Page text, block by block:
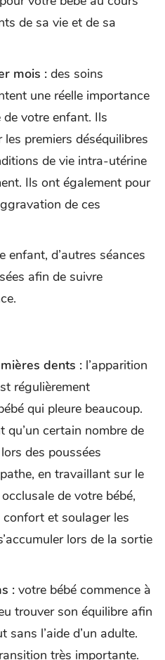
de sa vie et de sa
mois : des soins
une réelle importance
votre enfant. Ils
premiers déséquilibres
de vie intra-utérine
Ils ont également pour
de ces
enfant, d’autres séances
afin de suivre
dents : l’apparition
régulièrement
qui pleure beaucoup.
qu’un certain nombre de
des poussées
en travaillant sur le
de votre bébé,
et soulager les
lors de la sortie
: votre bébé commence à
trouver son équilibre afin
l’aide d’un adulte.
très importante.